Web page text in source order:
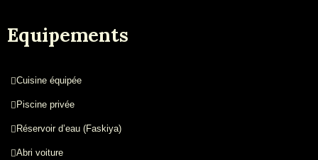
Equipements
Cuisine équipée
Piscine privée
Réservoir d’eau (Faskiya)
Abri voiture